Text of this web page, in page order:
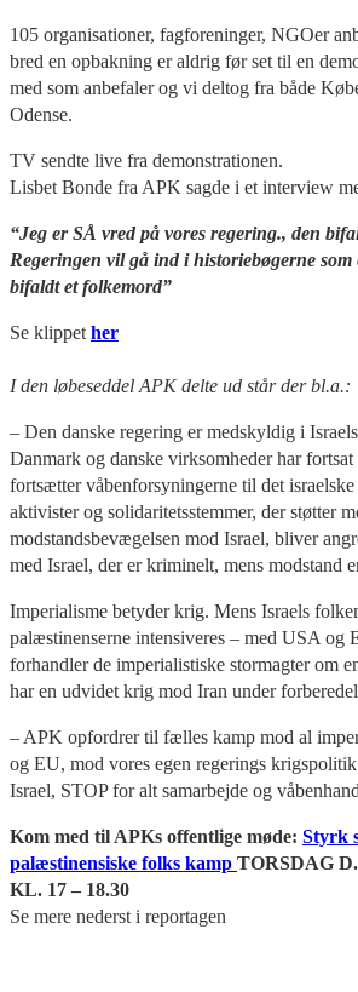
105 organisationer, fagforeninger, NGOer
bred en opbakning er aldrig før set til en
med som anbefaler og vi deltog fra både
Odense.
TV sendte live fra demonstrationen.
Lisbet Bonde fra APK sagde i et interview
“Jeg er SÅ vred på vores regering., den
Regeringen vil gå ind i historiebøgerne
bifaldt et folkemord”
Se klippet her
I den løbeseddel APK delte ud står der bl.a.:
– Den danske regering er medskyldig i
Danmark og danske virksomheder har
fortsætter våbenforsyningerne til det
aktivister og solidaritetsstemmer, der støtter
modstandsbevægelsen mod Israel, bliver
med Israel, der er kriminelt, mens modstand
Imperialisme betyder krig. Mens Israels
palæstinenserne intensiveres – med USA og
forhandler de imperialistiske stormagter om
har en udvidet krig mod Iran under
– APK opfordrer til fælles kamp mod al
og EU, mod vores egen regerings
Israel, STOP for alt samarbejde og
Kom med til APKs offentlige møde: Styrk
palæstinensiske folks kamp TORSDAG
KL. 17 – 18.30
Se mere nederst i reportagen